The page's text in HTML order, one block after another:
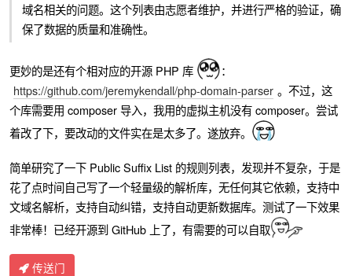
域名相关的问题。这个列表由志愿者维护，并进行严格的验证，确
保了数据的质量和准确性。
更妙的是还有个相对应的开源 PHP 库
：
https://github.com/jeremykendall/php-domain-parser 。不过，这
个库需要用 composer 导入，我用的虚拟主机没有 composer。尝试
着改了下，要改动的文件实在是太多了。遂放弃。
简单研究了一下 Public Suffix List 的规则列表，发现并不复杂，于是
花了点时间自己写了一个轻量级的解析库，无任何其它依赖，支持中
文域名解析，支持自动纠错，支持自动更新数据库。测试了一下效果
非常棒！已经开源到 GitHub 上了，有需要的可以自取
传送门